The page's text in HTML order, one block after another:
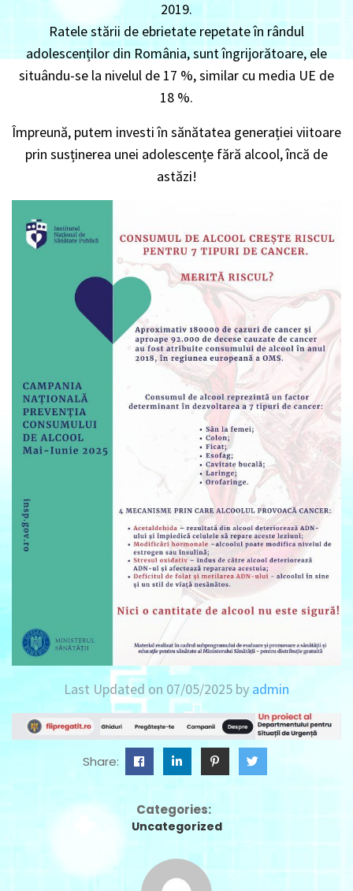
2019.
Ratele stării de ebrietate repetate în rândul
adolescenților din România, sunt îngrijorătoare, ele
situându-se la nivelul de 17 %, similar cu media UE de
18 %.
Împreună, putem investi în sănătatea generației viitoare
prin susținerea unei adolescențe fără alcool, încă de
astăzi!
Last Updated on 07/05/2025 by admin
Share:
Categories:
Uncategorized